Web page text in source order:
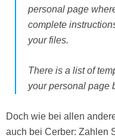
personal page
complete
your files.
There is a list of
your personal page
Doch wie bei allen
auch bei Cerber: Zahlen